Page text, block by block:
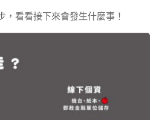
，看看接下來會發生什麼事！